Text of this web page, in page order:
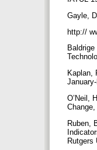
Gayle,
http://
Kaplan,
O’Neil,
Ruben,
Rutgers